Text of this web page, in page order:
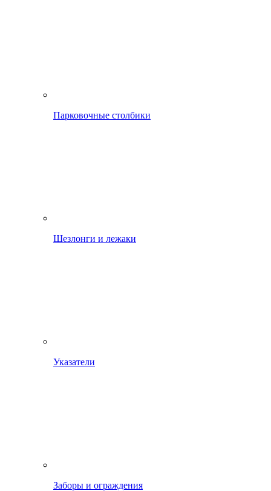
Парковочные столбики
Шезлонги и лежаки
Указатели
Заборы и ограждения